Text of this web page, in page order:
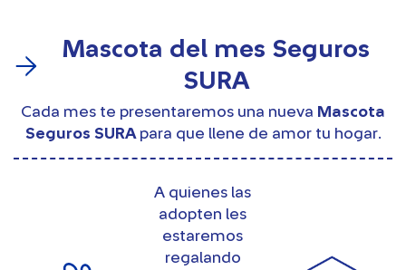
Mascota del mes Seguros
SURA
Cada mes te presentaremos una nueva Mascota
Seguros SURApara que llene de amor tu hogar.
A quienes las
adopten les
estaremos
regalando